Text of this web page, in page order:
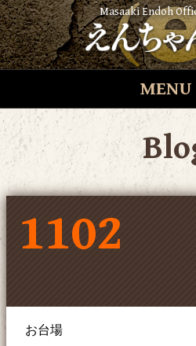
Masaaki Endoh
MENU
1102
お台場